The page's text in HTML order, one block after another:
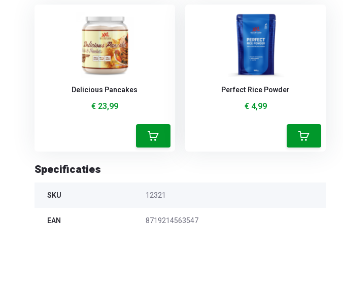
Delicious Pancakes
€ 23,99
Perfect Rice Powder
€ 4,99
Specificaties
SKU 12321
EAN 8719214563547